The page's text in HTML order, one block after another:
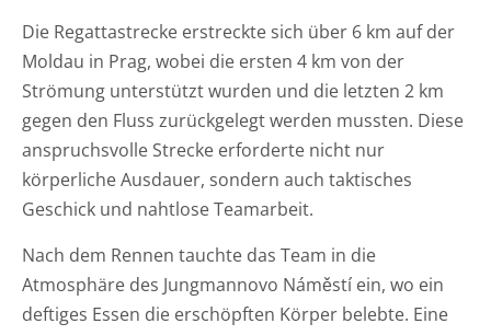
Die Regattastrecke erstreckte sich über 6 km auf der
Moldau in Prag, wobei die ersten 4 km von der
Strömung unterstützt wurden und die letzten 2 km
gegen den Fluss zurückgelegt werden mussten. Diese
anspruchsvolle Strecke erforderte nicht nur
körperliche Ausdauer, sondern auch taktisches
Geschick und nahtlose Teamarbeit.
Nach dem Rennen tauchte das Team in die
Atmosphäre des Jungmannovo Náměstí ein, wo ein
deftiges Essen die erschöpften Körper belebte. Eine